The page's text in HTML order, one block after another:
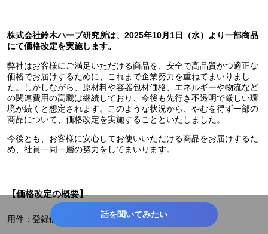
株式会社鈴木ハーブ研究所は、2025年10月1日（水）より一部商品
にて価格改定を実施します。
弊社はお客様にご満足いただける商品を、安全で高品質かつ適正な
価格でお届けするために、これまで企業努力を重ねてまいりまし
た。しかしながら、原材料や容器包材価格、エネルギーや物流など
の関連費用の高騰は継続しており、今後も先行き不透明で厳しい環
境が続くと想定されます。このような状況から、やむを得ず一部の
商品について、価格改定を実施することといたしました。
今後とも、お客様に安心してお使いいただける商品をお届けするた
め、社員一同一層の努力をしてまいります。
【価格改定の概要】
用件：登録価格の変更（JANコード変更なし）
話を聞いてみたい